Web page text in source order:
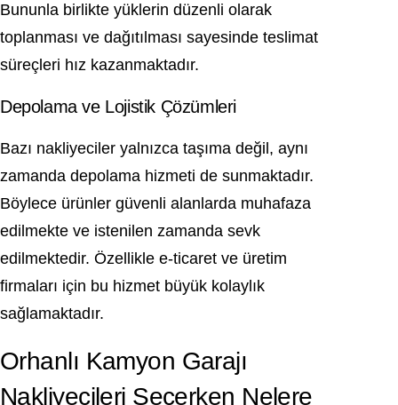
Bununla birlikte yüklerin düzenli olarak
toplanması ve dağıtılması sayesinde teslimat
süreçleri hız kazanmaktadır.
Depolama ve Lojistik Çözümleri
Bazı nakliyeciler yalnızca taşıma değil, aynı
zamanda depolama hizmeti de sunmaktadır.
Böylece ürünler güvenli alanlarda muhafaza
edilmekte ve istenilen zamanda sevk
edilmektedir. Özellikle e-ticaret ve üretim
firmaları için bu hizmet büyük kolaylık
sağlamaktadır.
Orhanlı Kamyon Garajı
Nakliyecileri Seçerken Nelere